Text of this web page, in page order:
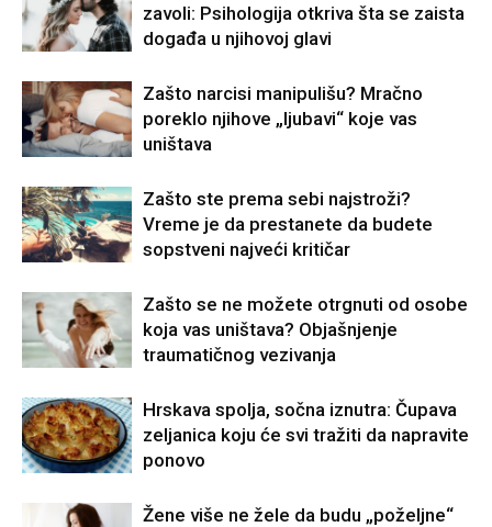
zavoli: Psihologija otkriva šta se zaista
događa u njihovoj glavi
Zašto narcisi manipulišu? Mračno
poreklo njihove „ljubavi“ koje vas
uništava
Zašto ste prema sebi najstroži?
Vreme je da prestanete da budete
sopstveni najveći kritičar
Zašto se ne možete otrgnuti od osobe
koja vas uništava? Objašnjenje
traumatičnog vezivanja
Hrskava spolja, sočna iznutra: Čupava
zeljanica koju će svi tražiti da napravite
ponovo
Žene više ne žele da budu „poželjne“